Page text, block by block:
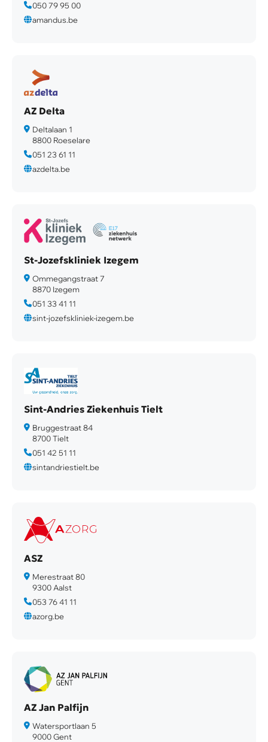
050 79 95 00
amandus.be
AZ Delta
Deltalaan 1
8800 Roeselare
051 23 61 11
azdelta.be
St-Jozefskliniek Izegem
Ommegangstraat 7
8870 Izegem
051 33 41 11
sint-jozefskliniek-izegem.be
Sint-Andries Ziekenhuis Tielt
Bruggestraat 84
8700 Tielt
051 42 51 11
sintandriestielt.be
ASZ
Merestraat 80
9300 Aalst
053 76 41 11
azorg.be
AZ Jan Palfijn
Watersportlaan 5
9000 Gent